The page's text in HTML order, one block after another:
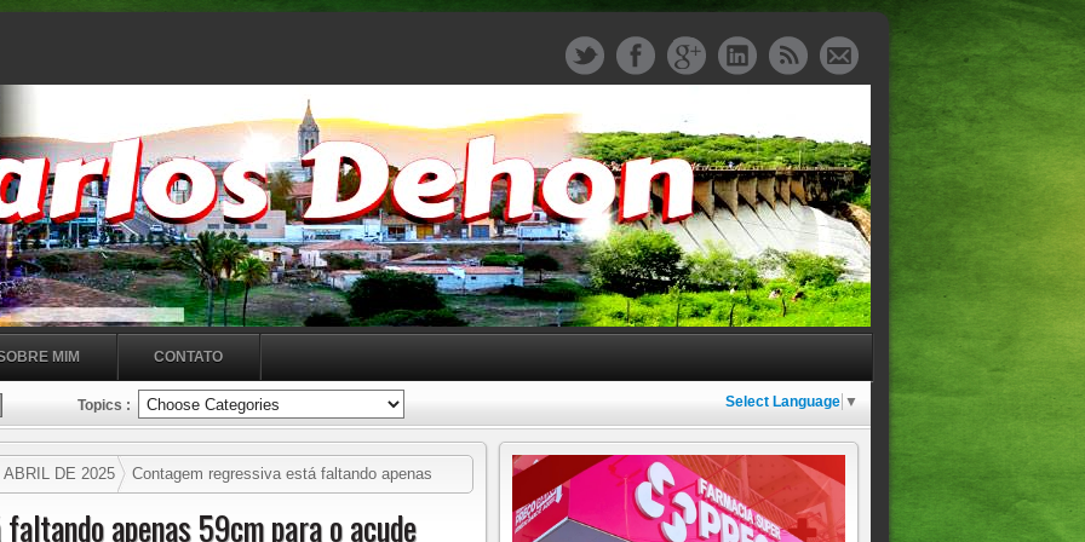
MIM CONTATO
Topics : Select Language ▼
DE 2025
Contagem regressiva está faltando apenas
apenas 59cm para o açude